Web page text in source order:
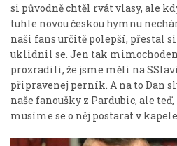
si původně chtěl rvát vlasy, ale
tuhle novou českou hymnu
naši fans určitě polepší, přestal
uklidnil se. Jen tak
prozradili, že jsme měli na
připravenej perník. A na to Dan
naše fanoušky z Pardubic, ale
musíme se o něj postarat v